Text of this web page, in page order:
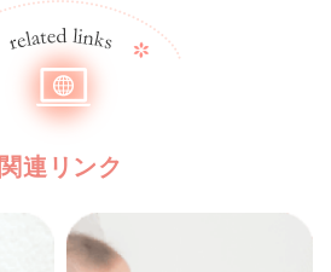
関連リンク